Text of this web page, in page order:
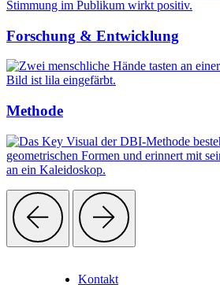
Forschung & Entwicklung
Methode
Kontakt